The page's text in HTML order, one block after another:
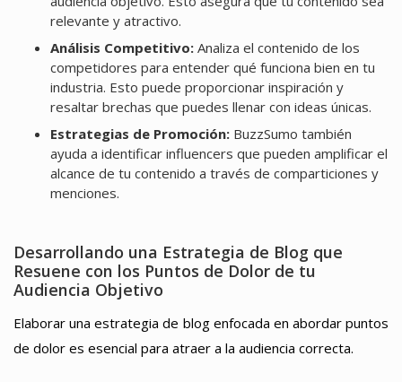
relevante y atractivo.
Análisis Competitivo:Analiza el contenido de los
competidores para entender qué funciona bien en tu
industria. Esto puede proporcionar inspiración y
resaltar brechas que puedes llenar con ideas únicas.
Estrategias de Promoción:BuzzSumo también
ayuda a identificar influencers que pueden amplificar el
alcance de tu contenido a través de comparticiones y
menciones.
Desarrollando una Estrategia de Blog que
Resuene con los Puntos de Dolor de tu
Audiencia Objetivo
Elaborar una estrategia de blog enfocada en abordar puntos
de dolor es esencial para atraer a la audiencia correcta.